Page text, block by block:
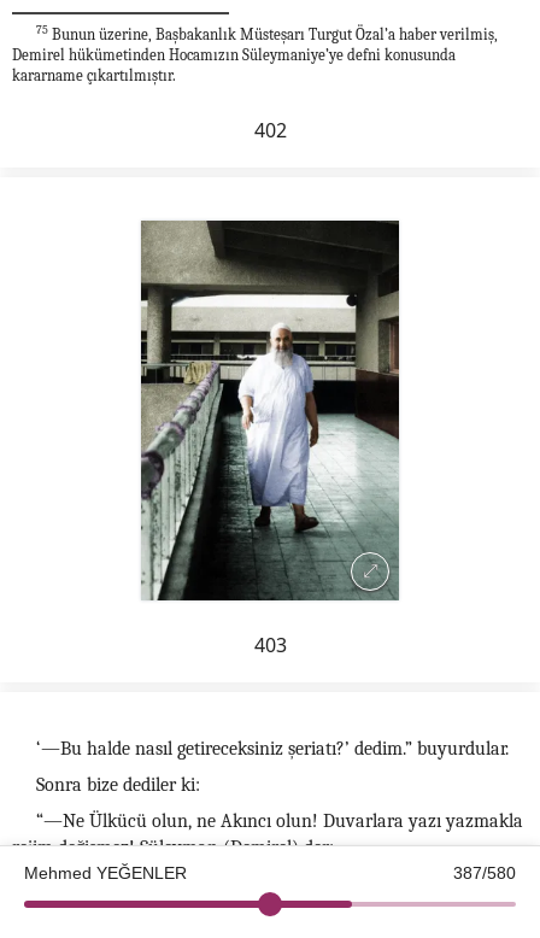
Mehmed YEĞENLER 387/580
75 Bunun üzerine, Başbakanlık Müsteşarı Turgut Özal’a haber verilmiş,
Demirel hükümetinden Hocamızın Süleymaniye’ye defni konusunda
kararname çıkartılmıştır.
402
403
‘—Bu halde nasıl getireceksiniz şeriatı?’ dedim.” buyurdular.
Sonra bize dediler ki:
“—Ne Ülkücü olun, ne Akıncı olun! Duvarlara yazı yazmakla
rejim değişmez! Süleyman (Demirel) der:
‘—Yedi yüz bin askerimiz var, şu kadar polisimiz var...’ Bunlar
isteseler, anarşiyi hemen durdururlar.”
©2026 Kotku Enstitüsü v2.8.3